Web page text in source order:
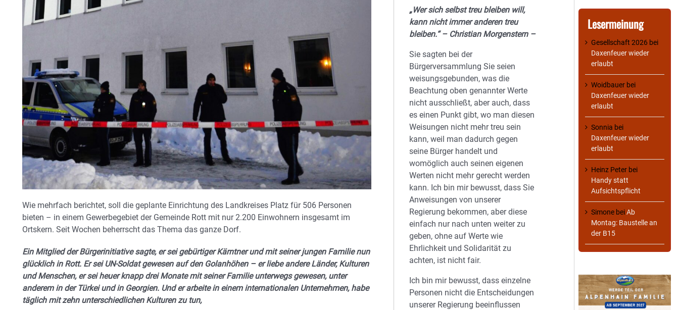
Wie mehrfach berichtet, soll die geplante Einrichtung des Landkreises Platz für 506 Personen
bieten – in einem Gewerbegebiet der Gemeinde Rott mit nur 2.200 Einwohnern insgesamt im
Ortskern. Seit Wochen beherrscht das Thema das ganze Dorf.
Ein Mitglied der Bürgerinitiative sagte, er sei gebürtiger Kärntner und mit seiner jungen Familie nun
glücklich in Rott. Er sei UN-Soldat gewesen auf den Golanhöhen – er liebe andere Länder, Kulturen
und Menschen, er sei heuer knapp drei Monate mit seiner Familie unterwegs gewesen, unter
anderem in der Türkei und in Georgien. Und er arbeite in einem internationalen Unternehmen, habe
täglich mit zehn unterschiedlichen Kulturen zu tun,
„Wer sich selbst treu bleiben will,
kann nicht immer anderen treu
bleiben.“ – Christian Morgenstern –
Sie sagten bei der
Bürgerversammlung Sie seien
weisungsgebunden, was die
Beachtung oben genannter Werte
nicht ausschließt, aber auch, dass
es einen Punkt gibt, wo man diesen
Weisungen nicht mehr treu sein
kann, weil man dadurch gegen
seine Bürger handelt und
womöglich auch seinen eigenen
Werten nicht mehr gerecht werden
kann. Ich bin mir bewusst, dass Sie
Anweisungen von unserer
Regierung bekommen, aber diese
einfach nur nach unten weiter zu
geben, ohne auf Werte wie
Ehrlichkeit und Solidarität zu
achten, ist nicht fair.
Ich bin mir bewusst, dass einzelne
Personen nicht die Entscheidungen
unserer Regierung beeinflussen
Lesermeinung
Gesellschaft 2026 bei
Daxenfeuer wieder
erlaubt
Woidbauer bei
Daxenfeuer wieder
erlaubt
Sonnia bei
Daxenfeuer wieder
erlaubt
Heinz Peter bei
Handy statt
Aufsichtspflicht
Simone beiAb
Montag: Baustelle an
der B15